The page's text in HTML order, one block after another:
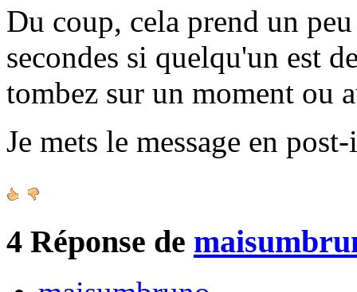
Du coup, cela prend un
secondes si quelqu'un est
tombez sur un moment ou
Je mets le message en
4 Réponse de